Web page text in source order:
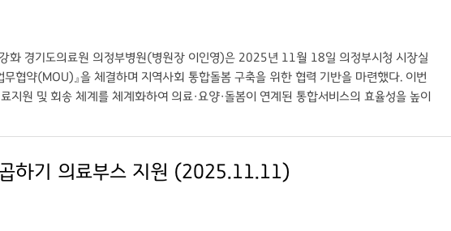
다. ○ 출처: 국제뉴스 (https://www.gukjenews.com) ○ 링크: 경기도의료원 의정부병
화 경기도의료원 의정부병원(병원장 이인영)은 2025년 11월 18일 의정부시청 시장실
협약(MOU)』을 체결하며 지역사회 통합돌봄 구축을 위한 협력 기반을 마련했다. 이번
원 및 회송 체계를 체계화하여 의료·요양·돌봄이 연계된 통합서비스의 효율성을 높이
협력 등 지속 가능한 협력체계를 구축해 나갈 계획이다. 이인영 경기도의료원 의정부병
말했다. ○ 출처: 국제뉴스 (https://www.gukjenews.com) ○ 링크: 경기도의료원 의정
하기 의료부스 지원 (2025.11.11)